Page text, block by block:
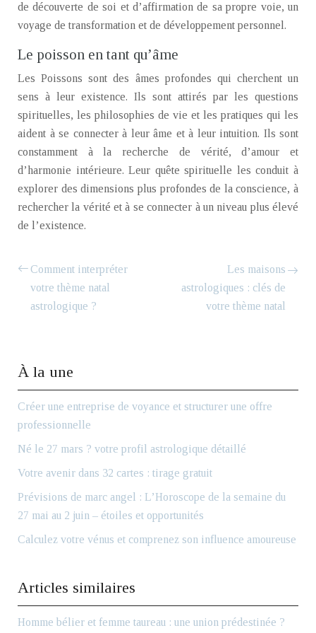
de découverte de soi et d’affirmation de sa propre voie, un
voyage de transformation et de développement personnel.
Le poisson en tant qu’âme
Les Poissons sont des âmes profondes qui cherchent un
sens à leur existence. Ils sont attirés par les questions
spirituelles, les philosophies de vie et les pratiques qui les
aident à se connecter à leur âme et à leur intuition. Ils sont
constamment à la recherche de vérité, d’amour et
d’harmonie intérieure. Leur quête spirituelle les conduit à
explorer des dimensions plus profondes de la conscience, à
rechercher la vérité et à se connecter à un niveau plus élevé
de l’existence.
Comment interpréter
votre thème natal
astrologique ?
Les maisons
astrologiques : clés de
votre thème natal
À la une
Créer une entreprise de voyance et structurer une offre
professionnelle
Né le 27 mars ? votre profil astrologique détaillé
Votre avenir dans 32 cartes : tirage gratuit
Prévisions de marc angel : L’Horoscope de la semaine du
27 mai au 2 juin – étoiles et opportunités
Calculez votre vénus et comprenez son influence amoureuse
Articles similaires
Homme bélier et femme taureau : une union prédestinée ?